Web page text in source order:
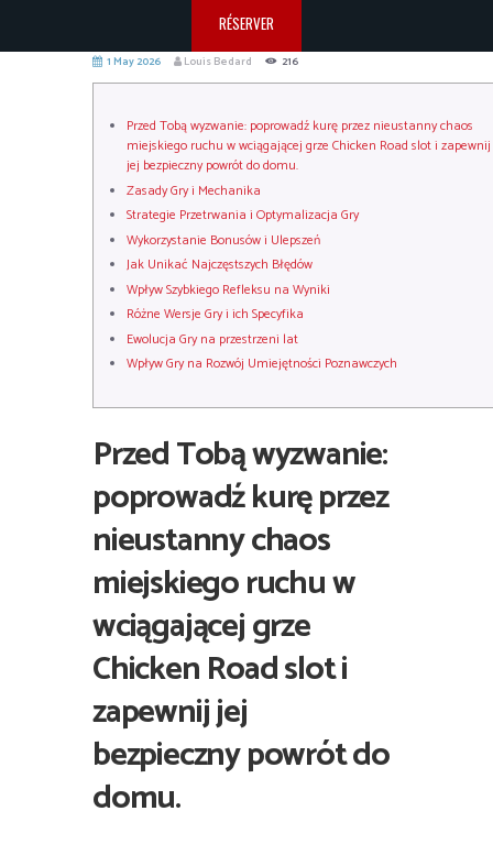
RÉSERVER
1 May 2026 Louis Bedard 216
Przed Tobą wyzwanie: poprowadź kurę przez nieustanny chaos
miejskiego ruchu w wciągającej grze Chicken Road slot i zapewnij
jej bezpieczny powrót do domu.
Zasady Gry i Mechanika
Strategie Przetrwania i Optymalizacja Gry
Wykorzystanie Bonusów i Ulepszeń
Jak Unikać Najczęstszych Błędów
Wpływ Szybkiego Refleksu na Wyniki
Różne Wersje Gry i ich Specyfika
Ewolucja Gry na przestrzeni lat
Wpływ Gry na Rozwój Umiejętności Poznawczych
Przed Tobą wyzwanie:
poprowadź kurę przez
nieustanny chaos
miejskiego ruchu w
wciągającej grze
Chicken Road slot i
zapewnij jej
bezpieczny powrót do
domu.